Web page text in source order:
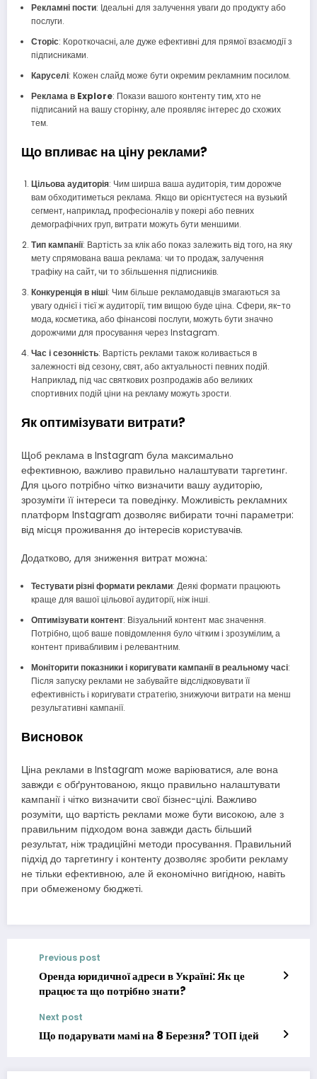
Рекламні пости: Ідеальні для залучення уваги до продукту або
послуги.
Сторіс: Короткочасні, але дуже ефективні для прямої взаємодії з
підписниками.
Каруселі: Кожен слайд може бути окремим рекламним посилом.
Реклама в Explore: Покази вашого контенту тим, хто не
підписаний на вашу сторінку, але проявляє інтерес до схожих
тем.
Що впливає на ціну реклами?
Цільова аудиторія: Чим ширша ваша аудиторія, тим дорожче
вам обходитиметься реклама. Якщо ви орієнтуєтеся на вузький
сегмент, наприклад, професіоналів у покері або певних
демографічних груп, витрати можуть бути меншими.
Тип кампанії: Вартість за клік або показ залежить від того, на яку
мету спрямована ваша реклама: чи то продаж, залучення
трафіку на сайт, чи то збільшення підписників.
Конкуренція в ніші: Чим більше рекламодавців змагаються за
увагу однієї і тієї ж аудиторії, тим вищою буде ціна. Сфери, як-то
мода, косметика, або фінансові послуги, можуть бути значно
дорожчими для просування через Instagram.
Час і сезонність: Вартість реклами також коливається в
залежності від сезону, свят, або актуальності певних подій.
Наприклад, під час святкових розпродажів або великих
спортивних подій ціни на рекламу можуть зрости.
Як оптимізувати витрати?
Щоб реклама в Instagram була максимально
ефективною, важливо правильно налаштувати таргетинг.
Для цього потрібно чітко визначити вашу аудиторію,
зрозуміти її інтереси та поведінку. Можливість рекламних
платформ Instagram дозволяє вибирати точні параметри:
від місця проживання до інтересів користувачів.
Додатково, для зниження витрат можна:
Тестувати різні формати реклами: Деякі формати працюють
краще для вашої цільової аудиторії, ніж інші.
Оптимізувати контент: Візуальний контент має значення.
Потрібно, щоб ваше повідомлення було чітким і зрозумілим, а
контент привабливим і релевантним.
Моніторити показники і коригувати кампанії в реальному часі:
Після запуску реклами не забувайте відслідковувати її
ефективність і коригувати стратегію, знижуючи витрати на менш
результативні кампанії.
Висновок
Ціна реклами в Instagram може варіюватися, але вона
завжди є обґрунтованою, якщо правильно налаштувати
кампанії і чітко визначити свої бізнес-цілі. Важливо
розуміти, що вартість реклами може бути високою, але з
правильним підходом вона завжди дасть більший
результат, ніж традиційні методи просування. Правильний
підхід до таргетингу і контенту дозволяє зробити рекламу
не тільки ефективною, але й економічно вигідною, навіть
при обмеженому бюджеті.
Previous post
Оренда юридичної адреси в Україні: Як це
працює та що потрібно знати?
Next post
Що подарувати мамі на 8 Березня? ТОП ідей